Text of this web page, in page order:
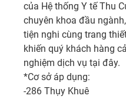
của Hệ thống Y tế Thu
chuyên khoa đầu
tiện nghi cùng trang
khiến quý khách hàng
nghiệm dịch vụ tại đây.
*Cơ sở áp dụng:
-286 Thụy Khuê